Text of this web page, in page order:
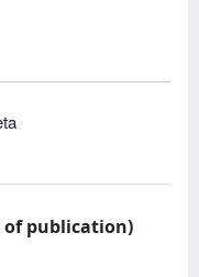
of publication)